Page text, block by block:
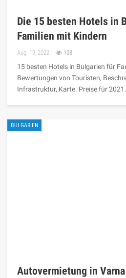
Die 15 besten Hotels in
Familien mit Kindern
Aug. 19, 2022 108
15 besten Hotels in Bulgarien für
Bewertungen von Touristen,
Infrastruktur, Karte. Preise für 2021.
BULGARIEN
Autovermietung in